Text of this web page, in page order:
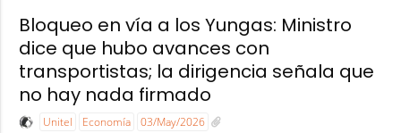
Bloqueo en vía a los Yungas: Ministro
dice que hubo avances con
transportistas; la dirigencia señala que
no hay nada firmado
Unitel Economía 03/May/2026